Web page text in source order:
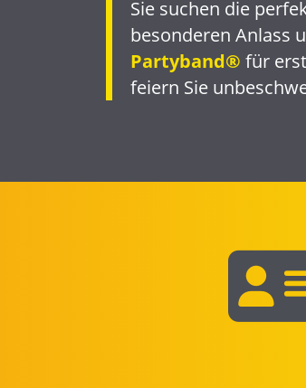
Sie suchen die
besonderen Anlass
Partyband® für
feiern Sie